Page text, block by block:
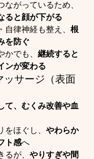
ながっているため、
ると顔が下がる
自律神経も整え、 根
を防ぐ
かでも、 継続すると
ンが変わる
サージ（表面
て、むくみ改善や血
をほぐし、 やわらか
ト感へ
るが、 やりすぎや間